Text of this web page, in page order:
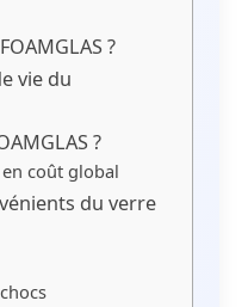
?
vie du
?
coût global
du verre